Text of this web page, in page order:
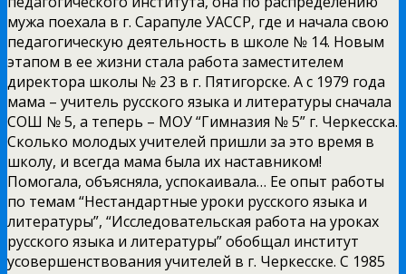
мужа поехала в г. Сарапуле УАССР, где и начала свою
педагогическую деятельность в школе № 14. Новым
этапом в ее жизни стала работа заместителем
директора школы № 23 в г. Пятигорске. А с 1979 года
мама – учитель русского языка и литературы сначала
СОШ № 5, а теперь – МОУ “Гимназия № 5” г. Черкесска.
Сколько молодых учителей пришли за это время в
школу, и всегда мама была их наставником!
Помогала, объясняла, успокаивала… Ее опыт работы
по темам “Нестандартные уроки русского языка и
литературы”, “Исследовательская работа на уроках
русского языка и литературы” обобщал институт
усовершенствования учителей в г. Черкесске. С 1985